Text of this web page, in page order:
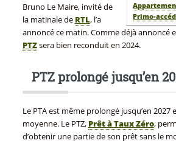
Primo-
Bruno Le Maire, invité de
la matinale de RTL, l’a
annoncé ce matin. Comme déjà annoncé
PTZsera bien reconduit en 2024.
PTZ prolongé jusqu’en
Le PTA est même prolongé jusqu’en 2027
moyenne. Le PTZ, Prêt à Taux Zéro,
d’obtenir une partie de son prêt sans le